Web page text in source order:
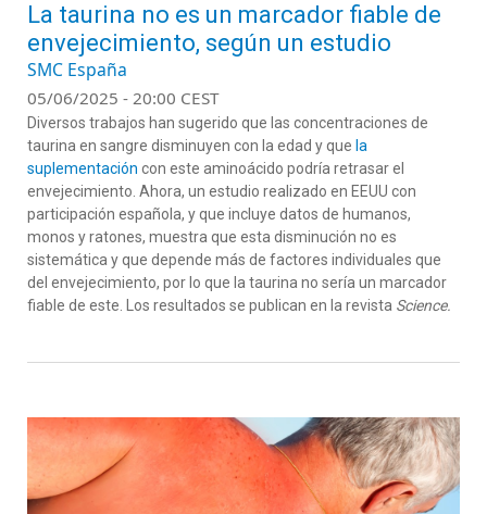
La taurina no es un marcador fiable de
envejecimiento, según un estudio
SMC España
05/06/2025 - 20:00 CEST
Diversos trabajos han sugerido que las concentraciones de
taurina en sangre disminuyen con la edad y que la
suplementación con este aminoácido podría retrasar el
envejecimiento. Ahora, un estudio realizado en EEUU con
participación española, y que incluye datos de humanos,
monos y ratones, muestra que esta disminución no es
sistemática y que depende más de factores individuales que
del envejecimiento, por lo que la taurina no sería un marcador
fiable de este. Los resultados se publican en la revista Science.